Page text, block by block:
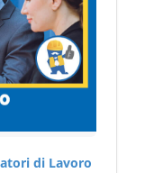
di Lavoro